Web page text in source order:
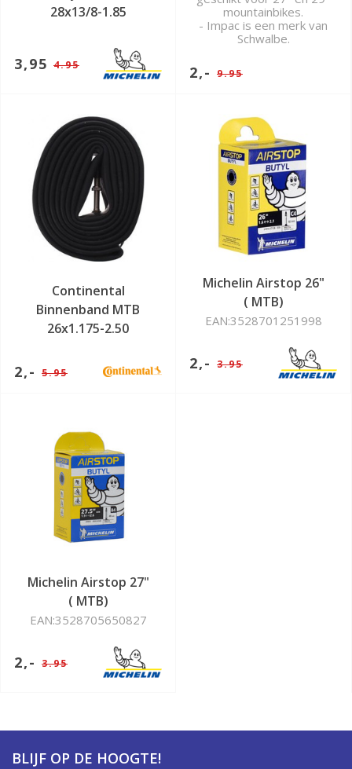
28x13/8-1.85
3,95 4.95
mountainbikes.
- Impac is een merk van
Schwalbe.
2,- 9.95
Continental
Binnenband MTB
26x1.175-2.50
2,- 5.95
Michelin Airstop 26"
( MTB)
EAN:3528701251998
2,- 3.95
Michelin Airstop 27"
( MTB)
EAN:3528705650827
2,- 3.95
BLIJF OP DE HOOGTE!